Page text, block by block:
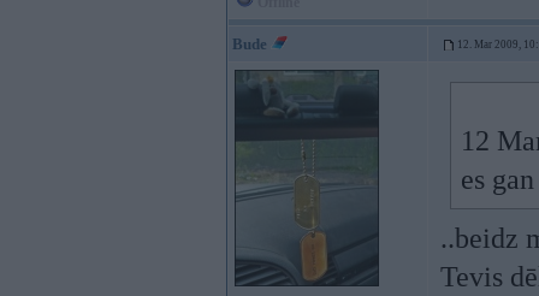
Bude 12. Mar 2009,
12
es
..beidz
Tevis